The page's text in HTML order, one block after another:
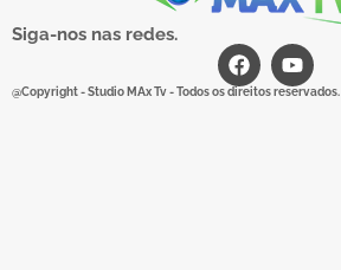
Siga-nos nas redes.
@Copyright - Studio MAx Tv - Todos os direitos reservados.